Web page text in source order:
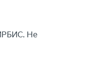
Не